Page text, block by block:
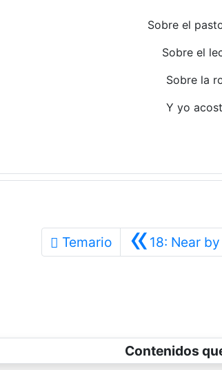
Sobre el
Sobre el
Sobre la
Y yo
Temario «18: Near
Contenidos